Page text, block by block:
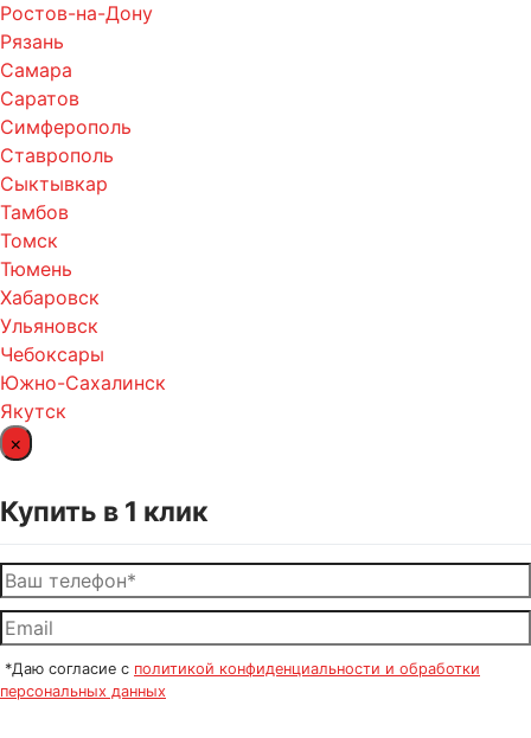
Ростов-на-Дону
Рязань
Самара
Саратов
Симферополь
Ставрополь
Сыктывкар
Тамбов
Томск
Тюмень
Хабаровск
Ульяновск
Чебоксары
Южно-Сахалинск
Якутск
×
Купить в 1 клик
*Даю согласие с политикой конфиденциальности и обработки
персональных данных